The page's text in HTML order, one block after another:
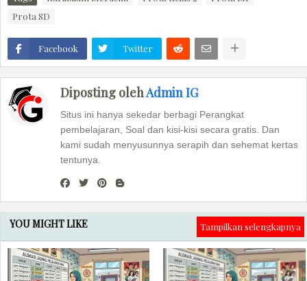
Prota SD
Facebook Twitter
Diposting olehAdmin IG
Situs ini hanya sekedar berbagi Perangkat
pembelajaran, Soal dan kisi-kisi secara gratis. Dan
kami sudah menyusunnya serapih dan sehemat kertas
tentunya.
YOU MIGHT LIKE Tampilkan selengkapnya